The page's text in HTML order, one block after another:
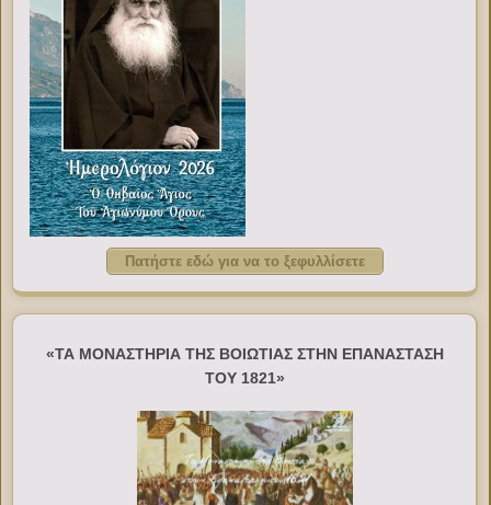
Πατήστε εδώ για να το ξεφυλλίσετε
«ΤΑ ΜΟΝΑΣΤΗΡΙΑ ΤΗΣ ΒΟΙΩΤΙΑΣ ΣΤΗΝ ΕΠΑΝΑΣΤΑΣΗ
ΤΟΥ 1821»